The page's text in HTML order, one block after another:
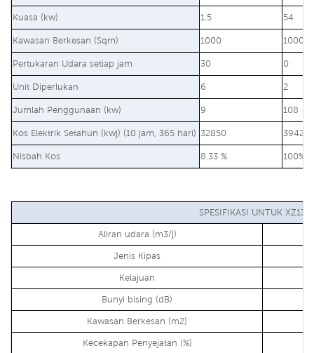
Kuasa (kw) 1.5 54
Kawasan Berkesan (Sqm) 1000 1000
Pertukaran Udara setiap jam 30 0
Unit Diperlukan 6 2
Jumlah Penggunaan (kw) 9 108
Kos Elektrik Setahun (kwj) (10 jam, 365 hari) 32850
Nisbah Kos 8.33 % 100%
SPESIFIKASI UNTUK XZ13-
Aliran udara (m3/j)
Jenis Kipas
Kelajuan
Bunyi bising (dB)
Kawasan Berkesan (m2)
Kecekapan Penyejatan (%)